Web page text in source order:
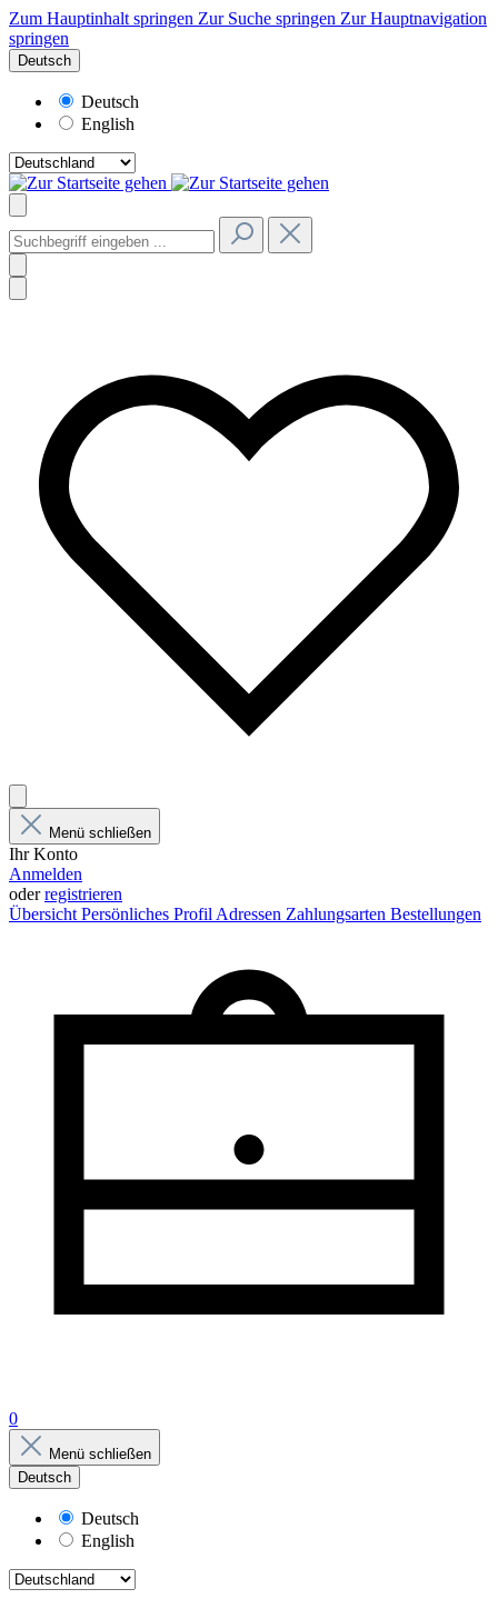
Zum Hauptinhalt springen Zur Suche springen Zur Hauptnavigation
springen
Deutsch
Deutsch
English
Menü schließen
Ihr Konto
Anmelden
oderregistrieren
Übersicht Persönliches Profil Adressen Zahlungsarten Bestellungen
0
Menü schließen
Deutsch
Deutsch
English